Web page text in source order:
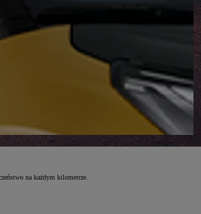
na każdym kilometrze.